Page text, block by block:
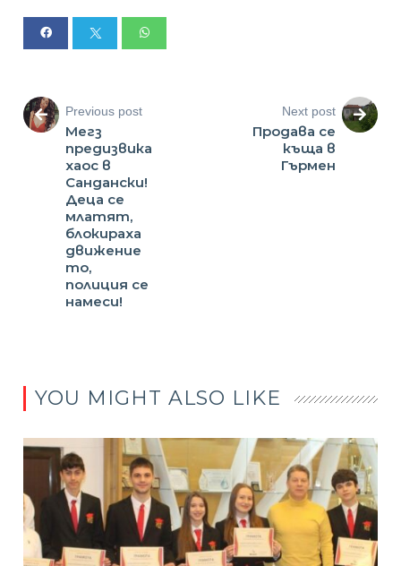
Previous post
Мегз
предизвика
хаос в
Сандански!
Деца се
млатят,
блокираха
движение
то,
полиция се
намеси!
Next post
Продава се
къща в
Гърмен
YOU MIGHT ALSO LIKE